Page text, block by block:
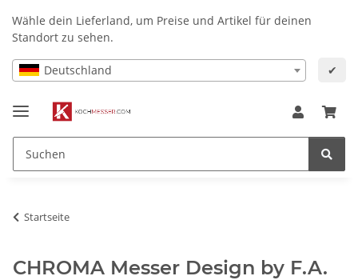
Wähle dein Lieferland, um Preise und Artikel für deinen
Standort zu sehen.
Deutschland ✔
Startseite
CHROMA Messer Design by F.A.